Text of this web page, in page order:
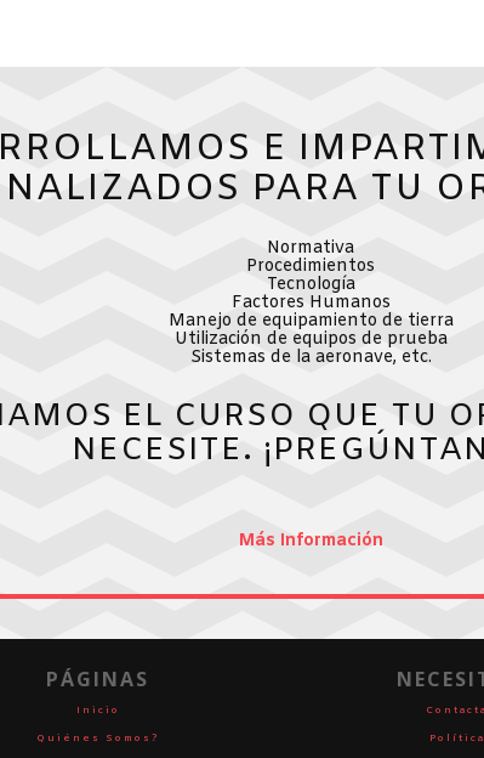
E
PARA TU
Normativa
Procedimientos
Tecnología
Factores Humanos
Manejo de equipamiento de tierra
Utilización de equipos de prueba
Sistemas de la aeronave, etc.
EL CURSO QUE TU
NECESITE.
Más Información
PÁGINAS
Inicio
Quiénes Somos?